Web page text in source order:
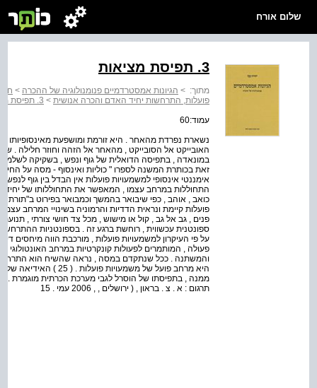
שלום אורח
3. תפיסת מציאות
מתוך: > הגיונות אמסטרדמיים פנומנולוגיה של ההכרה >
פועלות, התרחשות יחיד האדם והכרה אנושית > 3. תפיסת מציאות
עמוד:60
נשארת נפרדת מהאחר . היא זורמת ומושפעת
האובייקט אל הסובייקט , מהאחר אל הזהה וחוזר חלילה .
במונאדה , בתפיסה הדואלית של גוף ונפש , בשקיקה לשלמות ,
זאת בכותרת המשנה לספרו " כוליות ואינסוף - מסה על
אימננטי אינסופי למשמעויות פועלות אין הבדל בין גוף
התחוללות במרחב עצמו , המאפשר את התחוללותו של יחיד
כואב , אוהב , כפי שיבואר בהמשך וכמבואר בפירוט ב"תורת
פועלות קיימת ונראית הדדיות והרמוניה בשינויי המרחב
פנים , גב אל גב , קול או מישוש , מכל צד חושי צורתי ,
ספונטנית עכשווית , רוחשת ברגע זה . בספונטניות
על פי העיקרון למשמעויות פועלות , מורכבת הווה מיחסים
פעולה , המותמרים לפעולות קונקרטיות במרחב האונטולוגי
והמשתנה . ככל שנתקדם במסה , נראה שהשיח הוא
היא מרחב פועל של
תרגום : א . צ . בראון , ( ירושלים , , 2006 עמי . 15